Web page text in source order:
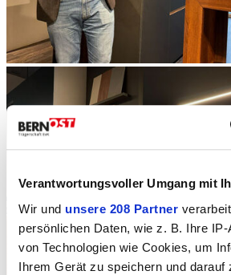
Verantwortungsvoller Umgang mit
Wir und unsere 208 Partner
persönlichen Daten, wie z. B. Ihre
von Technologien wie Cookies, um
Ihrem Gerät zu speichern und darauf